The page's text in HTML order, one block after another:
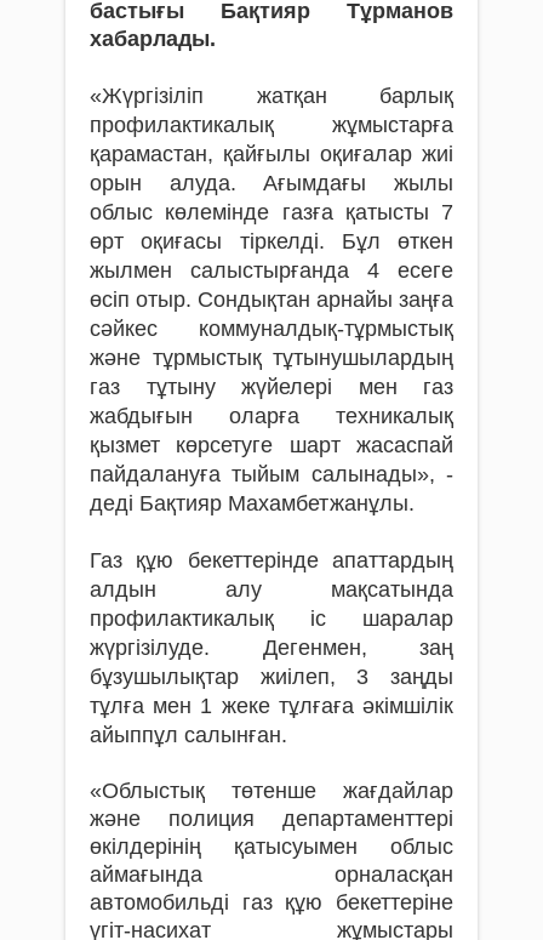
бастығы Бақтияр Тұрманов
хабарлады.
«Жүргізіліп жатқан барлық
профилактикалық жұмыстарға
қарамастан, қайғылы оқиғалар жиі
орын алуда. Ағымдағы жылы
облыс көлемінде газға қатысты 7
өрт оқиғасы тіркелді. Бұл өткен
жылмен салыстырғанда 4 есеге
өсіп отыр. Сондықтан арнайы заңға
сәйкес коммуналдық-тұрмыстық
және тұрмыстық тұтынушылардың
газ тұтыну жүйелері мен газ
жабдығын оларға техникалық
қызмет көрсетуге шарт жасаспай
пайдалануға тыйым салынады», -
деді Бақтияр Махамбетжанұлы.
Газ құю бекеттерінде апаттардың
алдын алу мақсатында
профилактикалық іс шаралар
жүргізілуде. Дегенмен, заң
бұзушылықтар жиілеп, 3 заңды
тұлға мен 1 жеке тұлғаға әкімшілік
айыппұл салынған.
«Облыстық төтенше жағдайлар
және полиция департаменттері
өкілдерінің қатысуымен облыс
аймағында орналасқан
автомобильді газ құю бекеттеріне
үгіт-насихат жұмыстары